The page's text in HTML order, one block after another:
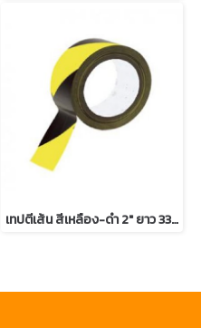
เทปตีเส้น สีเหลือง-ดำ 2" ยาว 33 เมตร